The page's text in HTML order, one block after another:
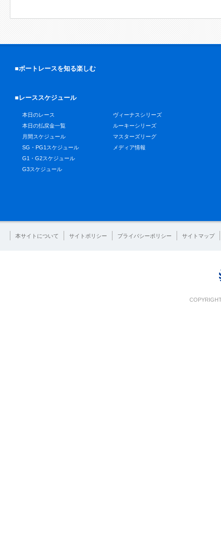
■ボートレースを知る楽しむ
■レーススケジュール
本日のレース
本日の払戻金一覧
月間スケジュール
SG・PG1スケジュール
G1・G2スケジュール
G3スケジュール
ヴィーナスシリーズ
ルーキーシリーズ
マスターズリーグ
メディア情報
本サイトについて サイトポリシー プライバシーポリシー サイトマップ